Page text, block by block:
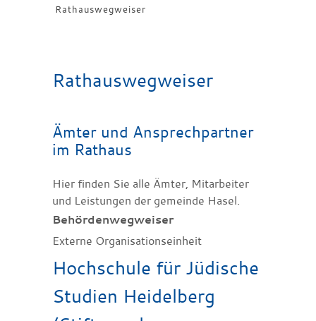
Rathauswegweiser
Rathauswegweiser
Ämter und Ansprechpartner
im Rathaus
Hier finden Sie alle Ämter, Mitarbeiter
und Leistungen der gemeinde Hasel.
Behördenwegweiser
Externe Organisationseinheit
Hochschule für Jüdische
Studien Heidelberg